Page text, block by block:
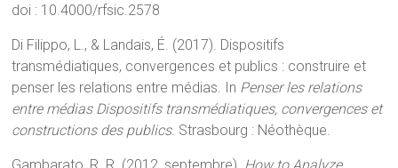
doi : 10.4000/rfsic.2578
Di Filippo, L., & Landais, É. (2017). Dispositifs
transmédiatiques, convergences et publics : construire et
penser les relations entre médias. In Penser les relations
entre médias Dispositifs transmédiatiques, convergences et
constructions des publics. Strasbourg : Néothèque.